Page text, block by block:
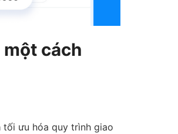
cách
tối ưu hóa quy trình giao